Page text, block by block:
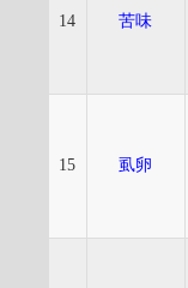
14 苦味
15 虱卵